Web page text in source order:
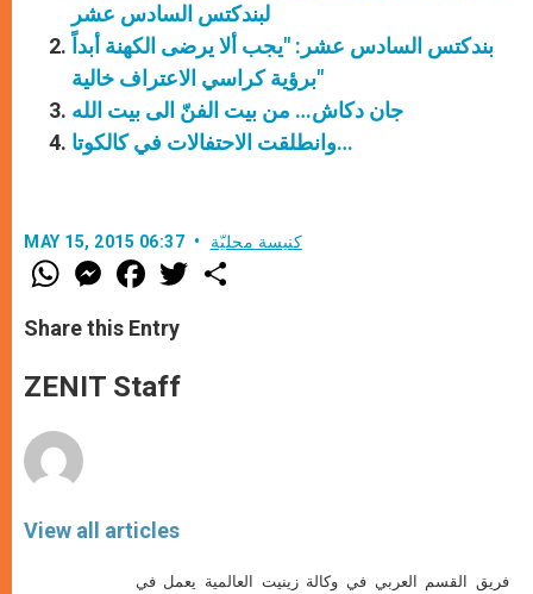
لبندكتس السادس عشر
بندكتس السادس عشر: "يجب ألا يرضى الكهنة أبداً
برؤية كراسي الاعتراف خالية"
جان دكاش… من بيت الفنّ الى بيت الله
وانطلقت الاحتفالات في كالكوتا…
MAY 15, 2015 06:37 كنيسة محليّة
W
h
t
s
p
p
M
e
s
e
g
e
F
a
e
b
o
k
w
Share this Entry
ZENIT Staff
View all articles
فريق القسم العربي في وكالة زينيت العالمية يعمل في